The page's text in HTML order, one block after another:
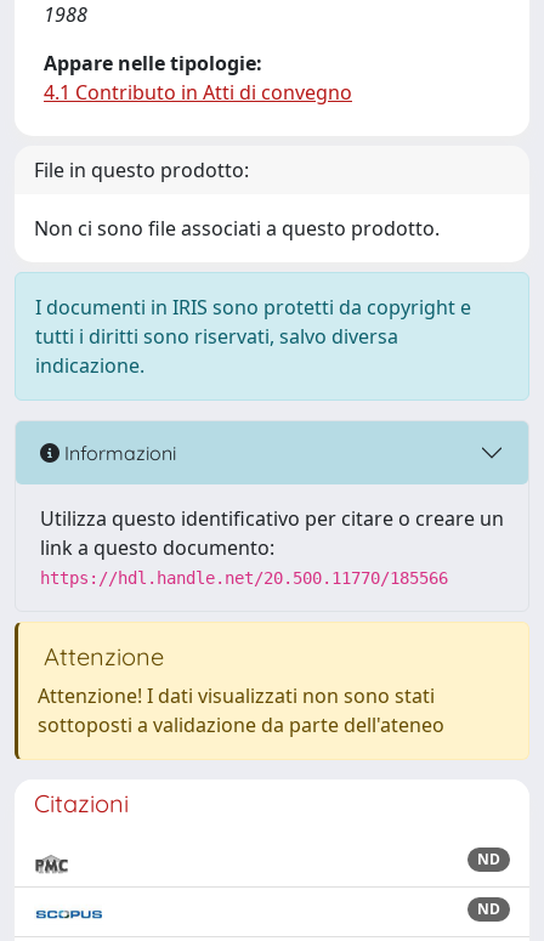
1988
Appare nelle tipologie:
4.1 Contributo in Atti di convegno
File in questo prodotto:
Non ci sono file associati a questo prodotto.
I documenti in IRIS sono protetti da copyright e
tutti i diritti sono riservati, salvo diversa
indicazione.
Informazioni
Utilizza questo identificativo per citare o creare un
link a questo documento:
https://hdl.handle.net/20.500.11770/185566
Attenzione
Attenzione! I dati visualizzati non sono stati
sottoposti a validazione da parte dell'ateneo
Citazioni
ND
ND